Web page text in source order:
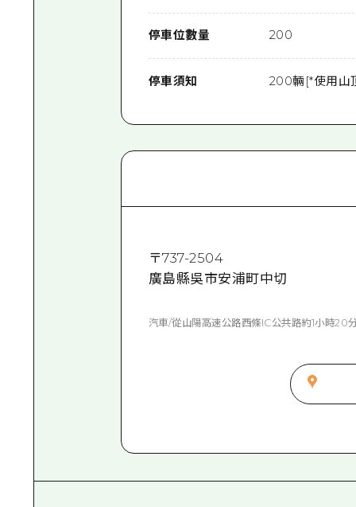
停車位數量 200
停車須知 200輛[*使用山
〒737-2504
廣島縣吳市安浦町中切
汽車/從山陽高速公路西條IC公共路約1小時